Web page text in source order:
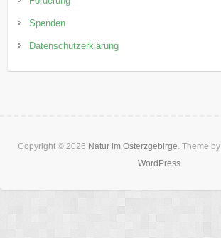
Spenden
Datenschutzerklärung
Copyright © 2026 Natur im Osterzgebirge. Theme by
WordPress